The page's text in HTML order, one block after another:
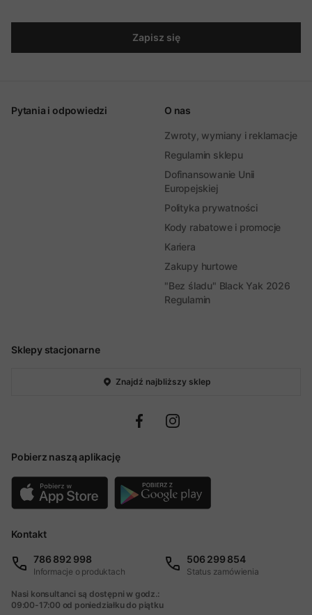
Zapisz się
Sklepy stacjonarne
Znajdź najbliższy sklep
Pobierz naszą aplikację
Pytania i odpowiedzi O nas
Zwroty, wymiany i reklamacje
Regulamin sklepu
Dofinansowanie Unii
Europejskiej
Polityka prywatności
Kody rabatowe i promocje
Kariera
Zakupy hurtowe
"Bez śladu" Black Yak 2026
Regulamin
Kontakt
786 892 998
Informacje o produktach
506 299 854
Status zamówienia
Nasi konsultanci są dostępni w godz.:
09:00-17:00 od poniedziałku do piątku